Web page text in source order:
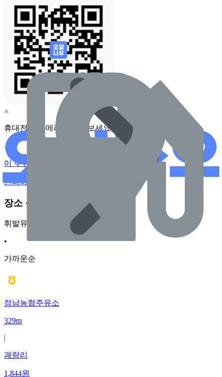
휴대전화 카메라로 찍어보세요
이 주유소의 사장님이신가요?
관리하기
장소 근처 주유소
휘발유
•
가까운순
정남농협주유소
329m
|
괘랑리
1,844원